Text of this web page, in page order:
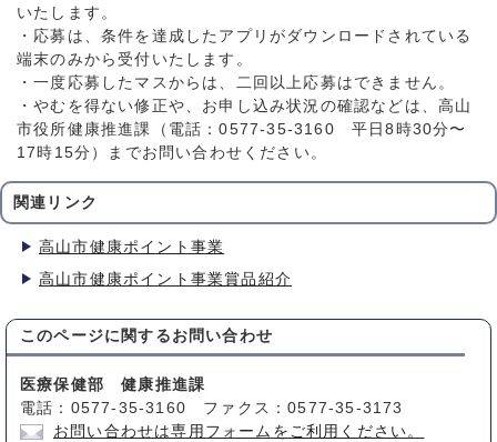
いたします。
・応募は、条件を達成したアプリがダウンロードされている
端末のみから受付いたします。
・一度応募したマスからは、二回以上応募はできません。
・やむを得ない修正や、お申し込み状況の確認などは、高山
市役所健康推進課（電話：0577-35-3160 平日8時30分〜
17時15分）までお問い合わせください。
関連リンク
高山市健康ポイント事業
高山市健康ポイント事業賞品紹介
このページに関する お問い合わせ
医療保健部 健康推進課
電話：0577-35-3160 ファクス：0577-35-3173
お問い合わせは専用フォームをご利用ください。